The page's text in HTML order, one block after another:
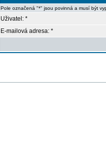
Pole označená "*" jsou povinná a musí být
Uživatel: *
E-mailová adresa: *